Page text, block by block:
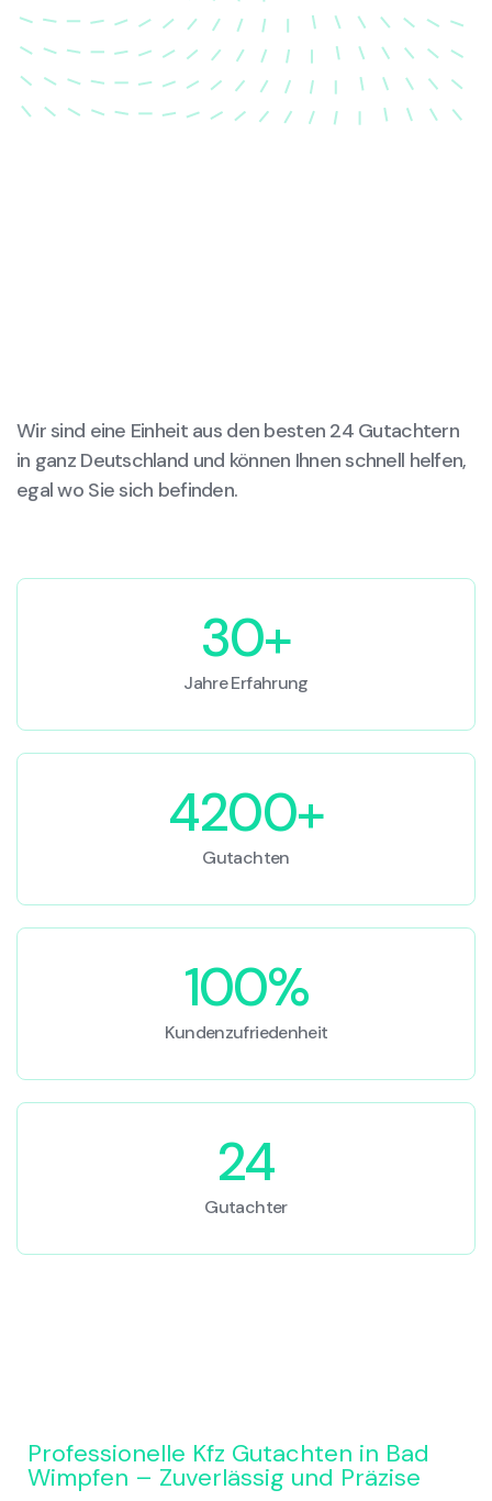
wieder in ihren ursprünglichen Zustand gebracht
wird.
Wir sind eine Einheit aus den besten 24 Gutachtern
in ganz Deutschland und können Ihnen schnell helfen,
egal wo Sie sich befinden.
30+
Jahre Erfahrung
4200+
Gutachten
100%
Kundenzufriedenheit
24
Gutachter
Professionelle Kfz Gutachten in Bad
Wimpfen – Zuverlässig und Präzise